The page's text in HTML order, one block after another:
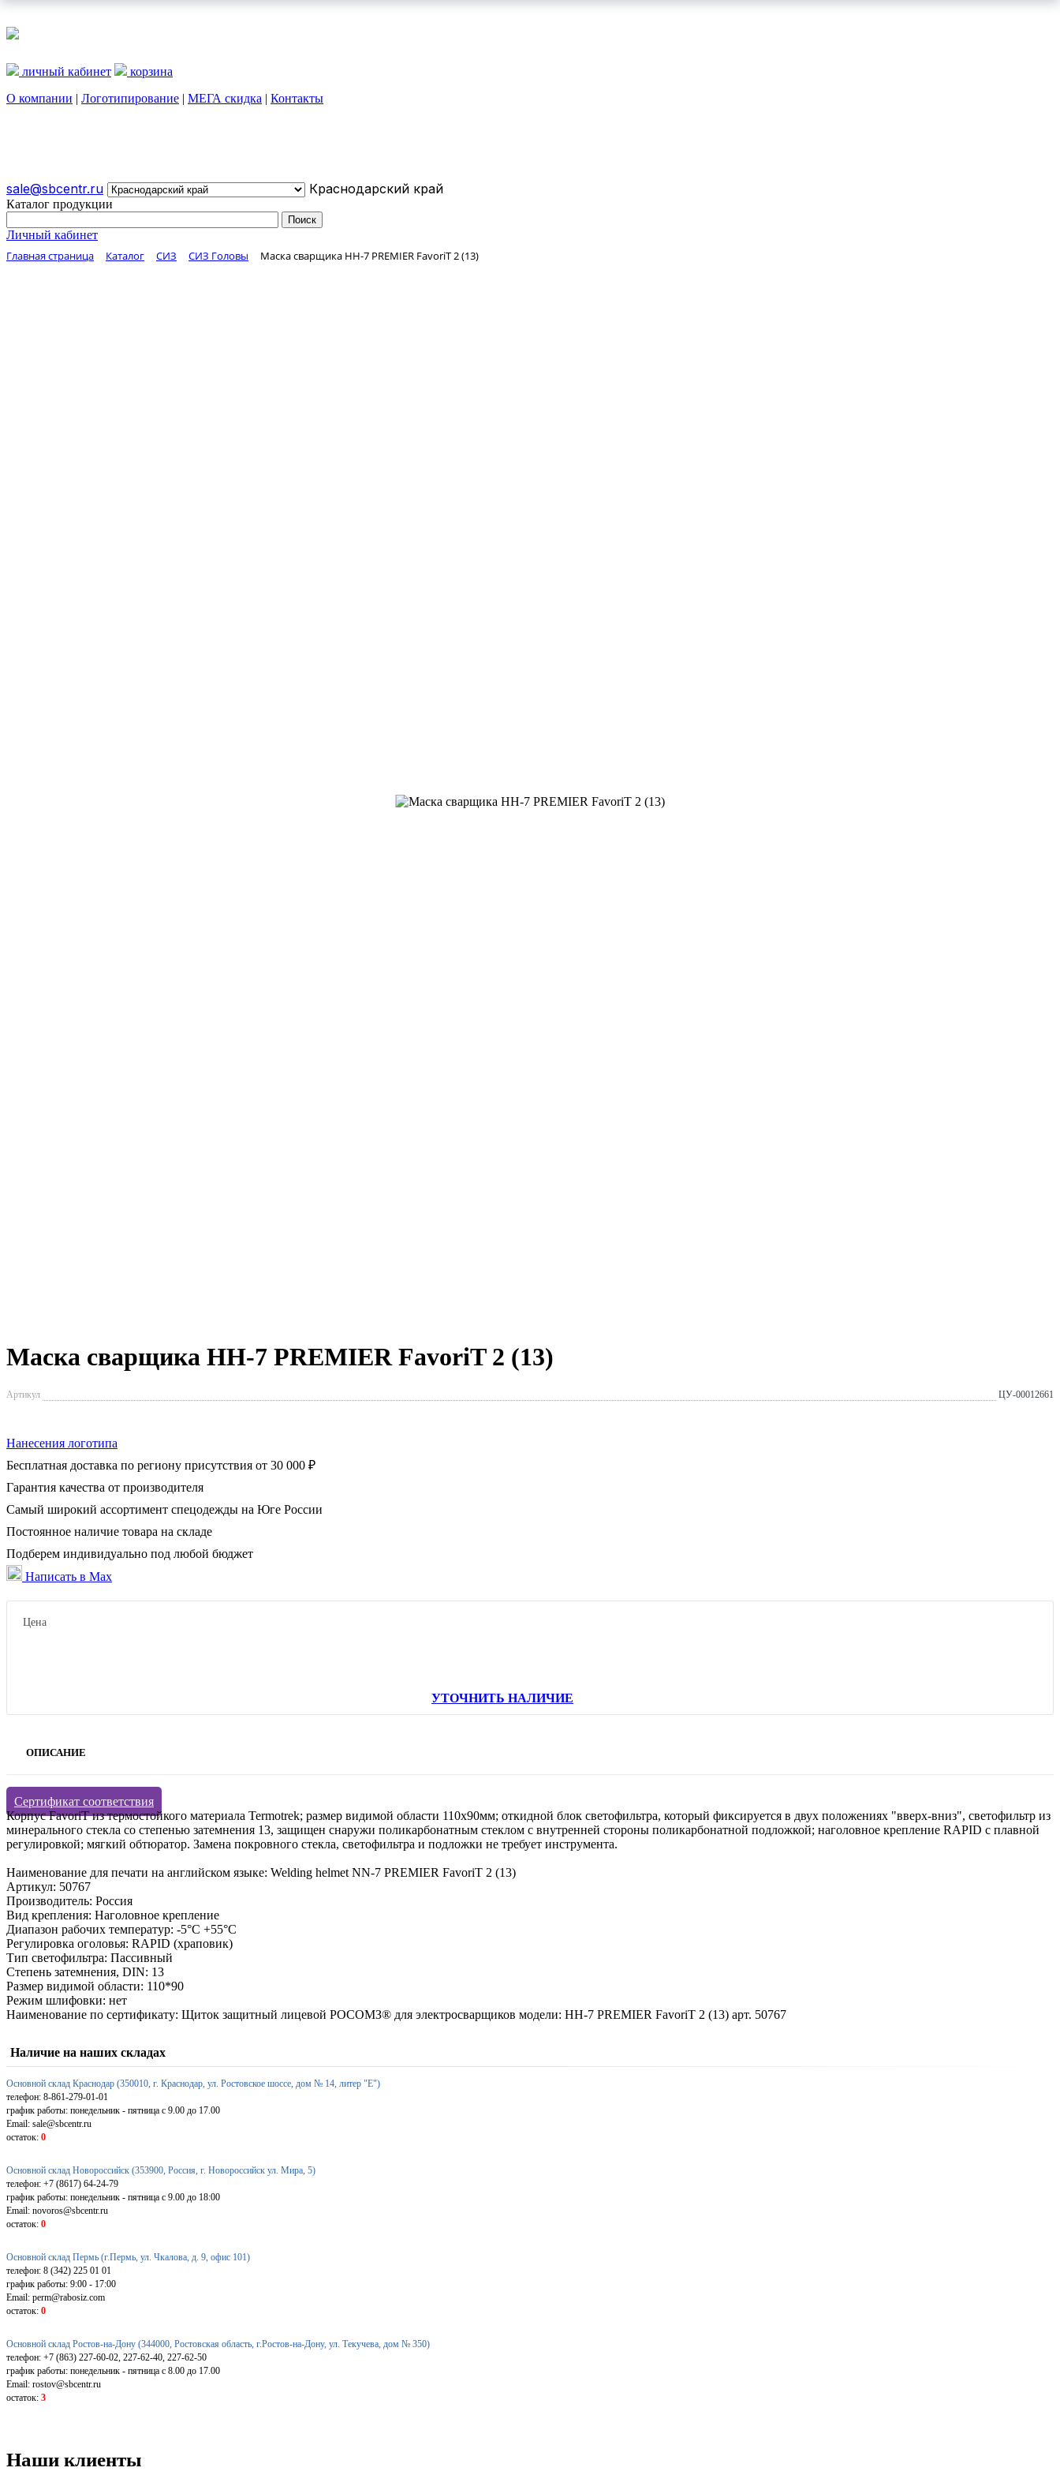
личный кабинет
корзина
О компании | Логотипирование | МЕГА скидка | Контакты
sale@sbcentr.ru Краснодарский край
Каталог продукции
Личный кабинет
Главная страница Каталог СИЗ СИЗ Головы Маска сварщика НН-7 PREMIER FavoriT 2 (13)
Маска сварщика НН-7 PREMIER FavoriT 2 (13)
Артикул ЦУ-00012661
Нанесения логотипа
Бесплатная доставка по региону присутствия от 30 000 ₽
Гарантия качества от производителя
Самый широкий ассортимент спецодежды на Юге России
Постоянное наличие товара на складе
Подберем индивидуально под любой бюджет
Написать в Max
Цена
УТОЧНИТЬ НАЛИЧИЕ
ОПИСАНИЕ
Сертификат соответствия
Корпус FavoriT из термостойкого материала Termotrek; размер видимой области 110x90мм; откидной блок светофильтра, который фиксируется в двух положениях "вверх-вниз", светофильтр из
минерального стекла со степенью затемнения 13, защищен снаружи поликарбонатным стеклом с внутренней стороны поликарбонатной подложкой; наголовное крепление RAPID с плавной
регулировкой; мягкий обтюратор. Замена покровного стекла, светофильтра и подложки не требует инструмента.
Наименование для печати на английском языке: Welding helmet NN-7 PREMIER FavoriT 2 (13)
Артикул: 50767
Производитель: Россия
Вид крепления: Наголовное крепление
Диапазон рабочих температур: -5°C +55°C
Регулировка оголовья: RAPID (храповик)
Тип светофильтра: Пассивный
Степень затемнения, DIN: 13
Размер видимой области: 110*90
Режим шлифовки: нет
Наименование по сертификату: Щиток защитный лицевой РОСОМЗ® для электросварщиков модели: НН-7 PREMIER FavoriT 2 (13) арт. 50767
Наличие на наших складах
Основной склад Краснодар (350010, г. Краснодар, ул. Ростовское шоссе, дом № 14, литер "Е")
телефон: 8-861-279-01-01
график работы: понедельник - пятница с 9.00 до 17.00
Email: sale@sbcentr.ru
остаток: 0
Основной склад Новороссийск (353900, Россия, г. Новороссийск ул. Мира, 5)
телефон: +7 (8617) 64-24-79
график работы: понедельник - пятница с 9.00 до 18:00
Email: novoros@sbcentr.ru
остаток: 0
Основной склад Пермь (г.Пермь, ул. Чкалова, д. 9, офис 101)
телефон: 8 (342) 225 01 01
график работы: 9:00 - 17:00
Email: perm@rabosiz.com
остаток: 0
Основной склад Ростов-на-Дону (344000, Ростовская область, г.Ростов-на-Дону, ул. Текучева, дом № 350)
телефон: +7 (863) 227-60-02, 227-62-40, 227-62-50
график работы: понедельник - пятница с 8.00 до 17.00
Email: rostov@sbcentr.ru
остаток: 3
Наши клиенты